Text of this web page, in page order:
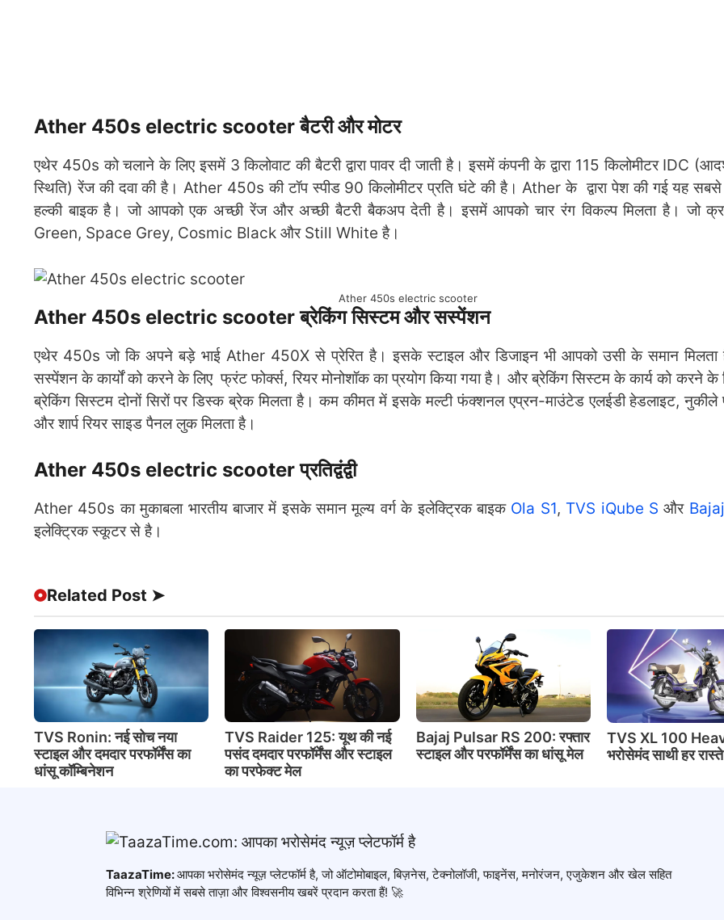
Ather 450s electric scooter बैटरी और मोटर
एथेर 450s को चलाने के लिए इसमें 3 किलोवाट की बैटरी द्वारा पावर दी जाती है। इसमें कंपनी के द्वारा 115 किलोमीटर IDC
स्थिति) रेंज की दवा की है। Ather 450s की टॉप स्पीड 90 किलोमीटर प्रति घंटे की है। Ather के द्वारा पेश की गई यह
हल्की बाइक है। जो आपको एक अच्छी रेंज और अच्छी बैटरी बैकअप देती है। इसमें आपको चार रंग विकल्प मिलता है। जो
Green, Space Grey, Cosmic Black और Still White है।
Ather 450s electric scooter
Ather 450s electric scooter ब्रेकिंग सिस्टम और सस्पेंशन
एथेर 450s जो कि अपने बड़े भाई Ather 450X से प्रेरित है। इसके स्टाइल और डिजाइन भी आपको उसी के समान
सस्पेंशन के कार्यों को करने के लिए फ्रंट फोर्क्स, रियर मोनोशॉक का प्रयोग किया गया है। और ब्रेकिंग सिस्टम के कार्य को करने
ब्रेकिंग सिस्टम दोनों सिरों पर डिस्क ब्रेक मिलता है। कम कीमत में इसके मल्टी फंक्शनल एप्रन-माउंटेड एलईडी हेडलाइट, नुकीले
और शार्प रियर साइड पैनल लुक मिलता है।
Ather 450s electric scooter प्रतिद्वंद्वी
Ather 450s का मुकाबला भारतीय बाजार में इसके समान मूल्य वर्ग के इलेक्ट्रिक बाइक Ola S1, TVS iQube S और
इलेक्ट्रिक स्कूटर से है।
Related Post ➤
TVS Ronin: नई सोच नया
स्टाइल और दमदार परफॉर्मेंस का
धांसू कॉम्बिनेशन
TVS Raider 125: यूथ की नई
पसंद दमदार परफॉर्मेंस और स्टाइल
का परफेक्ट मेल
Bajaj Pulsar RS 200: रफ्तार
स्टाइल और परफॉर्मेंस का धांसू मेल
TVS XL 100
भरोसेमंद साथी हर
TaazaTime:आपका भरोसेमंद न्यूज़ प्लेटफॉर्म है, जो ऑटोमोबाइल, बिज़नेस, टेक्नोलॉजी, फाइनेंस, मनोरंजन, एजुकेशन और खेल सहित
विभिन्न श्रेणियों में सबसे ताज़ा और विश्वसनीय खबरें प्रदान करता हैं! 🚀